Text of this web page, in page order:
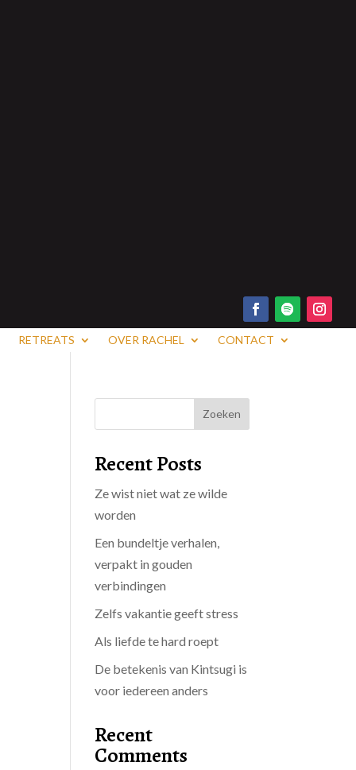
RETREATS OVER RACHEL CONTACT
Zoeken
Recent Posts
Ze wist niet wat ze wilde
worden
Een bundeltje verhalen,
verpakt in gouden
verbindingen
Zelfs vakantie geeft stress
Als liefde te hard roept
De betekenis van Kintsugi is
voor iedereen anders
Recent
Comments